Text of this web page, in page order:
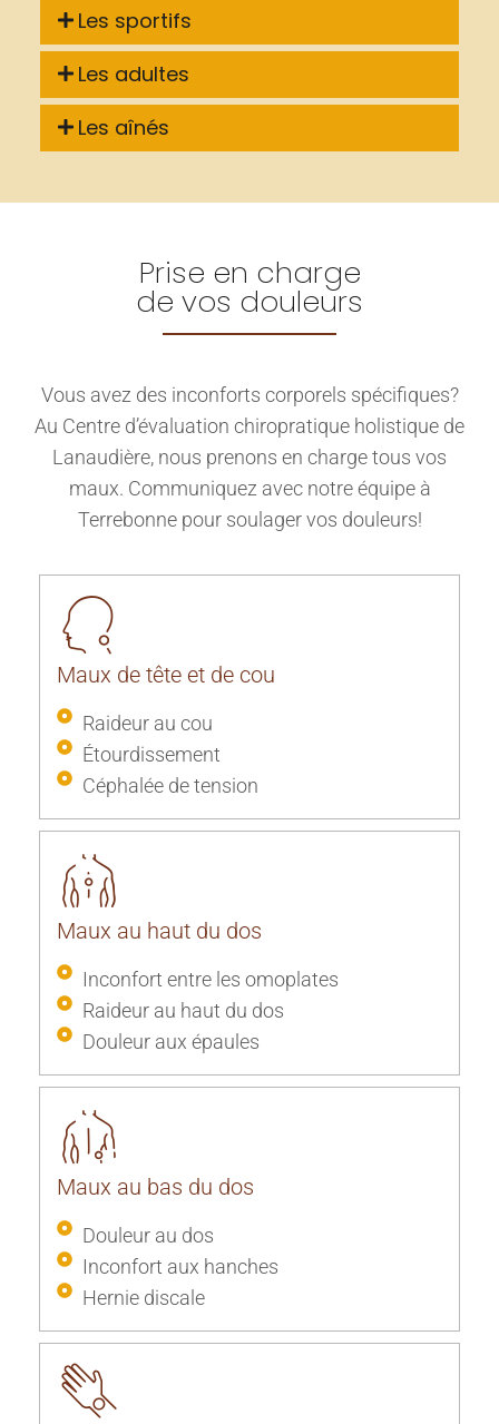
Les sportifs
Les adultes
Les aînés
Prise en charge
de vos douleurs
Vous avez des inconforts corporels spécifiques?
Au Centre d’évaluation chiropratique holistique de
Lanaudière, nous prenons en charge tous vos
maux. Communiquez avec notre équipe à
Terrebonne pour soulager vos douleurs!
Maux de tête et de cou
Raideur au cou
Étourdissement
Céphalée de tension
Maux au haut du dos
Inconfort entre les omoplates
Raideur au haut du dos
Douleur aux épaules
Maux au bas du dos
Douleur au dos
Inconfort aux hanches
Hernie discale